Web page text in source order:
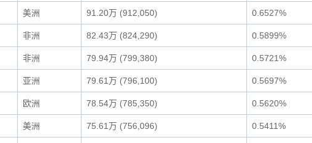
美洲 91.20万 (912,050) 0.6527%
非洲 82.43万 (824,290) 0.5899%
非洲 79.94万 (799,380) 0.5721%
亚洲 79.61万 (796,100) 0.5697%
欧洲 78.54万 (785,350) 0.5620%
美洲 75.61万 (756,096) 0.5411%